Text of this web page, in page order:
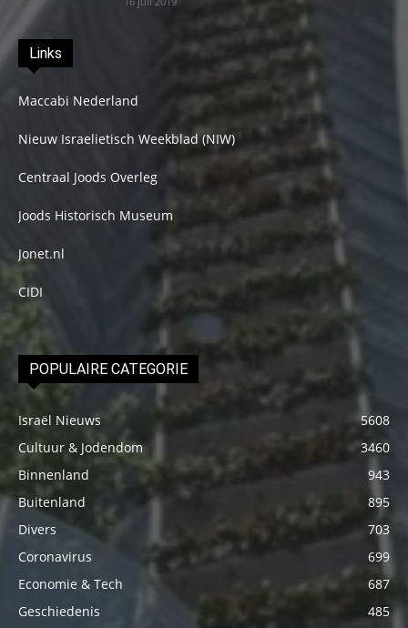
Links
Maccabi Nederland
Nieuw Israelietisch Weekblad (NIW)
Centraal Joods Overleg
Joods Historisch Museum
Jonet.nl
CIDI
POPULAIRE CATEGORIE
Israël Nieuws
5608
Cultuur & Jodendom
3460
Binnenland
943
Buitenland
895
Divers
703
Coronavirus
699
Economie & Tech
687
Geschiedenis
485